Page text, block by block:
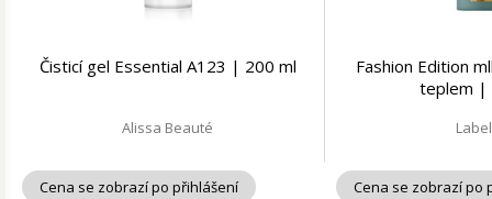
Čisticí gel Essential A123 | 200 ml
Alissa Beauté
Cena se zobrazí po přihlášení
Fashion Edition
teplem |
Cena se zobrazí po